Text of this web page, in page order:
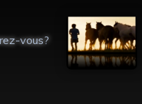
Ordre de grandeur :
l’échelle de l’Univers